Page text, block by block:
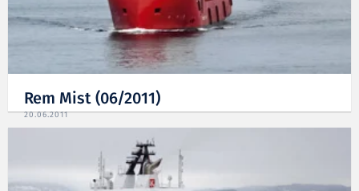
Rem Mist (06/2011)
20.06.2011